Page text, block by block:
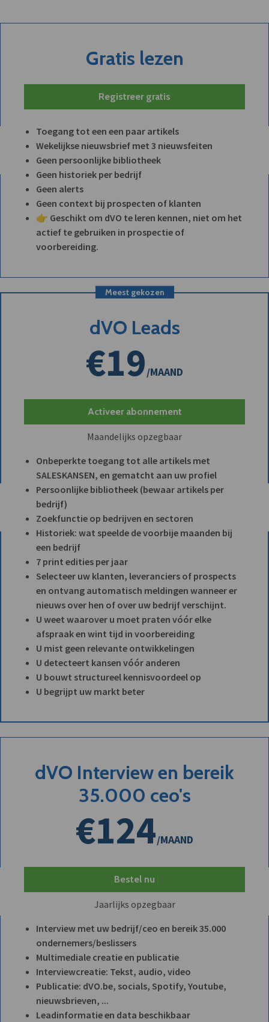
Gratis lezen
Registreer gratis
Toegang tot een een paar artikels
Wekelijkse nieuwsbrief met 3 nieuwsfeiten
Geen persoonlijke bibliotheek
Geen historiek per bedrijf
Geen alerts
Geen context bij prospecten of klanten
👉 Geschikt om dVO te leren kennen, niet om het
actief te gebruiken in prospectie of
voorbereiding.
Meest gekozen
dVO Leads
€19/MAAND
Activeer abonnement
Maandelijks opzegbaar
Onbeperkte toegang tot alle artikels met
SALESKANSEN, en gematcht aan uw profiel
Persoonlijke bibliotheek (bewaar artikels per
bedrijf)
Zoekfunctie op bedrijven en sectoren
Historiek: wat speelde de voorbije maanden bij
een bedrijf
7 print edities per jaar
Selecteer uw klanten, leveranciers of prospects
en ontvang automatisch meldingen wanneer er
nieuws over hen of over uw bedrijf verschijnt.
U weet waarover u moet praten vóór elke
afspraak en wint tijd in voorbereiding
U mist geen relevante ontwikkelingen
U detecteert kansen vóór anderen
U bouwt structureel kennisvoordeel op
U begrijpt uw markt beter
dVO Interview en bereik
35.000 ceo's
€124/MAAND
Bestel nu
Jaarlijks opzegbaar
Interview met uw bedrijf/ceo en bereik 35.000
ondernemers/beslissers
Multimediale creatie en publicatie
Interviewcreatie: Tekst, audio, video
Publicatie: dVO.be, socials, Spotify, Youtube,
nieuwsbrieven, ...
Leadinformatie en data beschikbaar